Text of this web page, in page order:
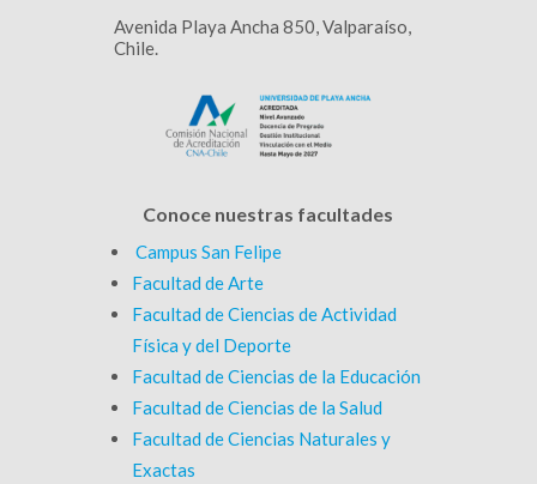
Avenida Playa Ancha 850, Valparaíso,
Chile.
Conoce nuestras facultades
Campus San Felipe
Facultad de Arte
Facultad de Ciencias de Actividad
Física y del Deporte
Facultad de Ciencias de la Educación
Facultad de Ciencias de la Salud
Facultad de Ciencias Naturales y
Exactas